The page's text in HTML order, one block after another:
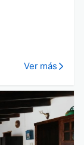
Ver más